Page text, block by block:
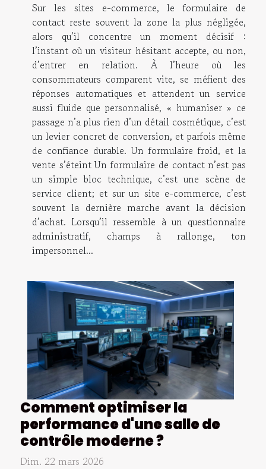
Sur les sites e-commerce, le formulaire de
contact reste souvent la zone la plus négligée,
alors qu’il concentre un moment décisif :
l’instant où un visiteur hésitant accepte, ou non,
d’entrer en relation. À l’heure où les
consommateurs comparent vite, se méfient des
réponses automatiques et attendent un service
aussi fluide que personnalisé, « humaniser » ce
passage n’a plus rien d’un détail cosmétique, c’est
un levier concret de conversion, et parfois même
de confiance durable. Un formulaire froid, et la
vente s’éteint Un formulaire de contact n’est pas
un simple bloc technique, c’est une scène de
service client; et sur un site e-commerce, c’est
souvent la dernière marche avant la décision
d’achat. Lorsqu’il ressemble à un questionnaire
administratif, champs à rallonge, ton
impersonnel...
Comment optimiser la
performance d'une salle de
contrôle moderne ?
Dim. 22 mars 2026